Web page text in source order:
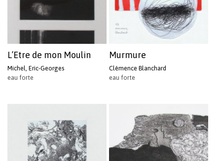
L’Etre de mon Moulin
Michel, Eric-Georges
eau forte
Murmure
Clémence Blanchard
eau forte